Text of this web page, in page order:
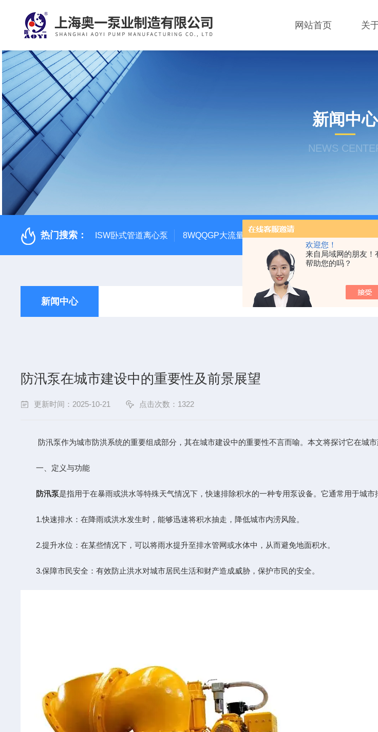
欢迎您！
来自局域网的朋友！
帮助您的吗？
网站首页 关
新闻中心
NEWS
热门搜索： ISW卧式管道离心泵 8WQQGP大流量便携式防汛排水泵
新闻中心
防汛泵在城市建设中的重要性及前景展望
更新时间：2025-10-21 点击次数：1322
防汛泵作为城市防洪系统的重要组成部分，其在城市建设中的重要性不言而喻。本文将探讨它在城市
一、定义与功能
防汛泵是指用于在暴雨或洪水等特殊天气情况下，快速排除积水的一种专用泵设备。它通常用于城
1.快速排水：在降雨或洪水发生时，能够迅速将积水抽走，降低城市内涝风险。
2.提升水位：在某些情况下，可以将雨水提升至排水管网或水体中，从而避免地面积水。
3.保障市民安全：有效防止洪水对城市居民生活和财产造成威胁，保护市民的安全。